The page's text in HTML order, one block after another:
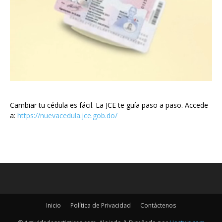
Cambiar tu cédula es fácil. La JCE te guía paso a paso. Accede
a: https://nuevacedula.jce.gob.do/
Inicio Política de Privacidad Contáctenos